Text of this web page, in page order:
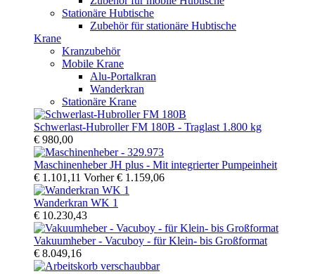
Stationäre Hubtische
Zubehör für stationäre Hubtische
Krane
Kranzubehör
Mobile Krane
Alu-Portalkran
Wanderkran
Stationäre Krane
Schwerlast-Hubroller FM 180B - Traglast 1.800 kg
€ 980,00
Maschinenheber JH plus - Mit integrierter Pumpeinheit
€ 1.101,11 Vorher€ 1.159,06
Wanderkran WK 1
€ 10.230,43
Vakuumheber - Vacuboy - für Klein- bis Großformat
€ 8.049,16